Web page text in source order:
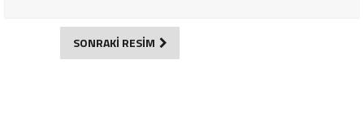
SONRAKİ RESİM